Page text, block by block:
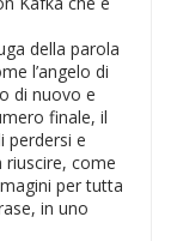
della parola
l’angelo di
di nuovo e
finale, il
perdersi e
come
per tutta
in uno